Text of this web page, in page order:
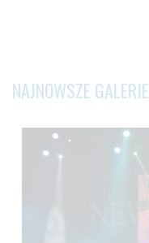
NAJNOWSZE GALERIE